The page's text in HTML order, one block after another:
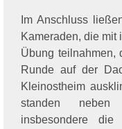
Im Anschluss
Kameraden, die mit
Übung teilnahmen,
Runde auf der
Kleinostheim
standen neben
insbesondere die